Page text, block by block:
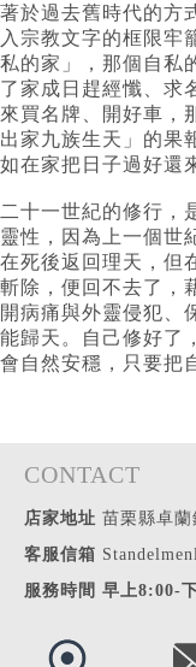
著於過去舊時代的方
入宗教文字的框限牢
私的家」，那個自私
了家成日趕經懺、求
來買名牌、開好車，
出家九族生天」的果
如在家把日子過好還
二十一世紀的修行，
靈性，因為上一個世
在死後返回理天，但
斬除，便回不去了，
開病痛與外靈侵犯、
能歸天。自己修好了
會自然安穩，只要把
CONTACT
店家地址 苗栗縣卓
客服信箱
服務時間 早上8:00-